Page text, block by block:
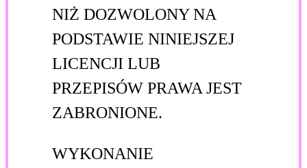
NIŻ DOZWOLONY NA
PODSTAWIE NINIEJSZEJ
LICENCJI LUB
PRZEPISÓW PRAWA JEST
ZABRONIONE.
WYKONANIE